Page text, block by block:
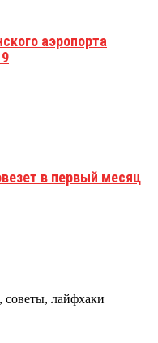
аэропорта
в первый месяц
лайфхаки